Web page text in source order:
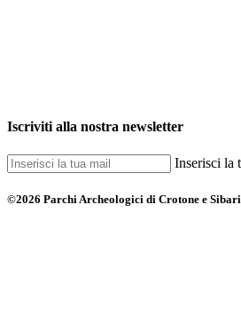
Iscriviti alla nostra newsletter
Inserisci la
©2026 Parchi Archeologici di Crotone e